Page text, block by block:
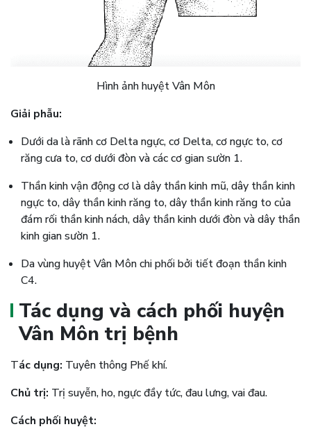
Hình ảnh huyệt Vân Môn
Giải phẫu:
Dưới da là rãnh cơ Delta ngực, cơ Delta, cơ ngực to, cơ
răng cưa to, cơ dưới đòn và các cơ gian sườn 1.
Thần kinh vận động cơ là dây thần kinh mũ, dây thần kinh
ngực to, dây thần kinh răng to, dây thần kinh răng to của
đám rối thần kinh nách, dây thần kinh dưới đòn và dây thần
kinh gian sườn 1.
Da vùng huyệt Vân Môn chi phối bởi tiết đoạn thần kinh
C4.
Tác dụng và cách phối huyện
Vân Môn trị bệnh
Tác dụng: Tuyên thông Phế khí.
Chủ trị: Trị suyễn, ho, ngực đầy tức, đau lưng, vai đau.
Cách phối huyệt: